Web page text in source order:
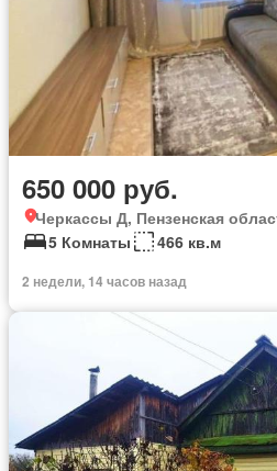
650 000 руб.
Черкассы Д, Пензенская
5 Комнаты
466 кв.м
2 недели, 14 часов назад